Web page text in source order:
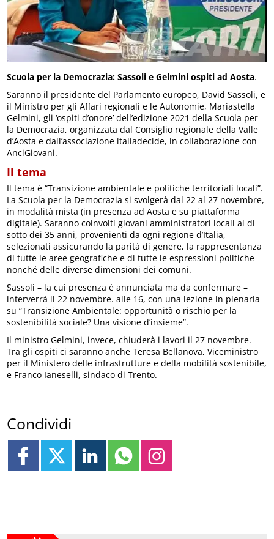
Scuola per la Democrazia: Sassoli e Gelmini ospiti ad Aosta.
Saranno il presidente del Parlamento europeo, David Sassoli, e
il Ministro per gli Affari regionali e le Autonomie, Mariastella
Gelmini, gli ‘ospiti d’onore’ dell’edizione 2021 della Scuola per
la Democrazia, organizzata dal Consiglio regionale della Valle
d’Aosta e dall’associazione italiadecide, in collaborazione con
AnciGiovani.
Il tema
Il tema è “Transizione ambientale e politiche territoriali locali”.
La Scuola per la Democrazia si svolgerà dal 22 al 27 novembre,
in modalità mista (in presenza ad Aosta e su piattaforma
digitale). Saranno coinvolti giovani amministratori locali al di
sotto dei 35 anni, provenienti da ogni regione d’Italia,
selezionati assicurando la parità di genere, la rappresentanza
di tutte le aree geografiche e di tutte le espressioni politiche
nonché delle diverse dimensioni dei comuni.
Sassoli – la cui presenza è annunciata ma da confermare –
interverrà il 22 novembre. alle 16, con una lezione in plenaria
su “Transizione Ambientale: opportunità o rischio per la
sostenibilità sociale? Una visione d’insieme”.
Il ministro Gelmini, invece, chiuderà i lavori il 27 novembre.
Tra gli ospiti ci saranno anche Teresa Bellanova, Viceministro
per il Ministero delle infrastrutture e della mobilità sostenibile,
e Franco Ianeselli, sindaco di Trento.
Condividi